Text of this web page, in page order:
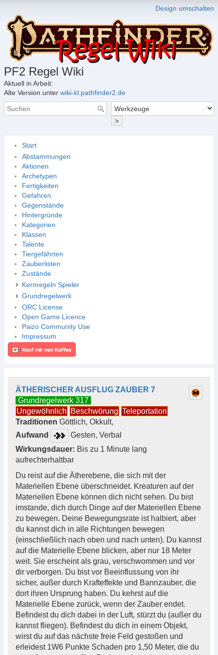
Design umschalten
PF2 Regel Wiki
Aktuell in Arbeit:
Alte Version unter wiki-kl.pathfinder2.de
>
Start
Abstammungen
Aktionen
Archetypen
Fertigkeiten
Gefahren
Gegenstände
Hintergründe
Kategorien
Klassen
Talente
Tiergefährten
Zauberlisten
Zustände
Kernregeln Spieler
Grundregelwerk
ORC License
Open Game Licence
Paizo Community Use
Impressum
ÄTHERISCHER AUSFLUG ZAUBER 7
Grundregelwerk 317
Ungewöhnlich
Beschwörung Teleportation
Traditionen Göttlich, Okkult,
Aufwand
Gesten, Verbal
Wirkungsdauer: Bis zu 1 Minute lang
aufrechterhaltbar
Du reist auf die Ätherebene, die sich mit der
Materiellen Ebene überschneidet. Kreaturen auf der
Materiellen Ebene können dich nicht sehen. Du bist
imstande, dich durch Dinge auf der Materiellen Ebene
zu bewegen. Deine Bewegungsrate ist halbiert, aber
du kannst dich in alle Richtungen bewegen
(einschließlich nach oben und nach unten). Du kannst
auf die Materielle Ebene blicken, aber nur 18 Meter
weit. Sie erscheint als grau, verschwommen und vor
dir verborgen. Du bist vor Beeinflussung von ihr
sicher, außer durch Krafteffekte und Bannzauber, die
dort ihren Ursprung haben. Du kehrst auf die
Materielle Ebene zurück, wenn der Zauber endet.
Befindest du dich dabei in der Luft, stürzt du (außer du
kannst fliegen). Befindest du dich in einem Objekt,
wirst du auf das nächste freie Feld gestoßen und
erleidest 1W6 Punkte Schaden pro 1,50 Meter, die du